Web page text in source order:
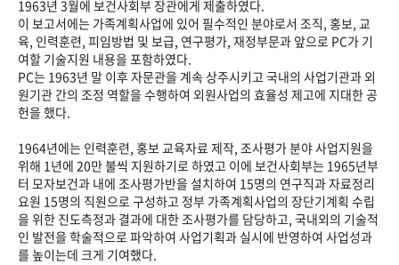
1963년 3월에 보건사회부 장관에게 제출하였다.
이 보고서에는 가족계획사업에 있어 필수적인 분야로서 조직, 홍보, 교
육, 인력훈련, 피임방법 및 보급, 연구평가, 재정부문과 앞으로 PC가 기
여할 기술지원 내용을 포함하였다.
PC는 1963년 말 이후 자문관을 계속 상주시키고 국내의 사업기관과 외
원기관 간의 조정 역할을 수행하여 외원사업의 효율성 제고에 지대한 공
헌을 했다.
1964년에는 인력훈련, 홍보 교육자료 제작, 조사평가 분야 사업지원을
위해 1년에 20만 불씩 지원하기로 하였고 이에 보건사회부는 1965년부
터 모자보건과 내에 조사평가반을 설치하여 15명의 연구직과 자료정리
요원 15명의 직원으로 구성하고 정부 가족계획사업의 장단기계획 수립
을 위한 진도측정과 결과에 대한 조사평가를 담당하고, 국내외의 기술적
인 발전을 학술적으로 파악하여 사업기획과 실시에 반영하여 사업성과
를 높이는데 크게 기여했다.